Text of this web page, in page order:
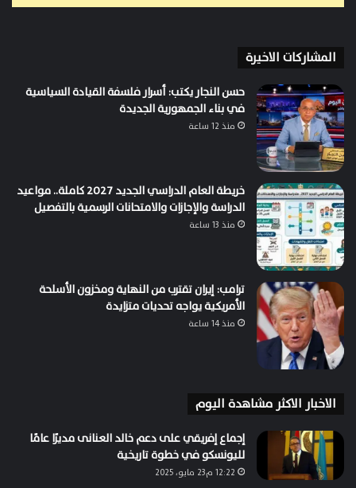
المشاركات الاخيرة
حسن النجار يكتب: أسرار فلسفة القيادة السياسية
في بناء الجمهورية الجديدة
منذ 12 ساعة
خريطة العام الدراسي الجديد 2027 كاملة.. مواعيد
الدراسة والإجازات والامتحانات الرسمية بالتفصيل
منذ 13 ساعة
ترامب: إيران تقترب من النهاية ومخزون الأسلحة
الأمريكية يواجه تحديات متزايدة
منذ 14 ساعة
الاخبار الاكثر مشاهدة اليوم
إجماع إفريقي على دعم خالد العنانى مديرًا عامًا
لليونسكو في خطوة تاريخية
12:22 م23 مايو، 2025